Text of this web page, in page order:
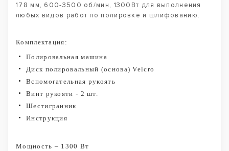
178 мм, 600-3500 об/мин, 1300Вт для выполнения
любых видов работ по полировке и шлифованию.
Комплектация:
Полировальная машина
Диск полировальный (основа) Velcro
Вспомогательная рукоять
Винт рукояти - 2 шт.
Шестигранник
Инструкция
Мощность – 1300 Вт